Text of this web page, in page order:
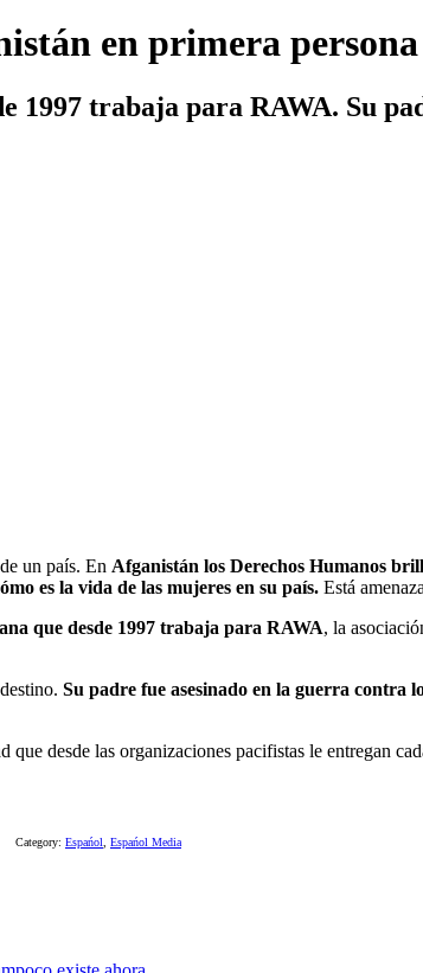
en primera persona
1997 trabaja para RAWA. Su
un país. En Afganistán los Derechos Humanos
es la vida de las mujeres en su país. Está
que desde 1997 trabaja para RAWA, la
Su padre fue asesinado en la guerra contra
desde las organizaciones pacifistas le entregan
Category: Espańol Espańol Media